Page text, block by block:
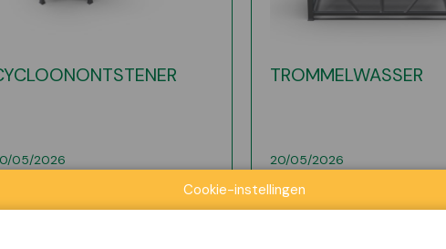
05/2026
TROMMELWASSER
20/05/2026
Cookie-instellingen